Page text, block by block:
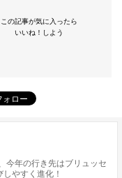
この記事が気に入ったら
いいね！しよう
今年の行き先はブリュッセ
やすく進化！